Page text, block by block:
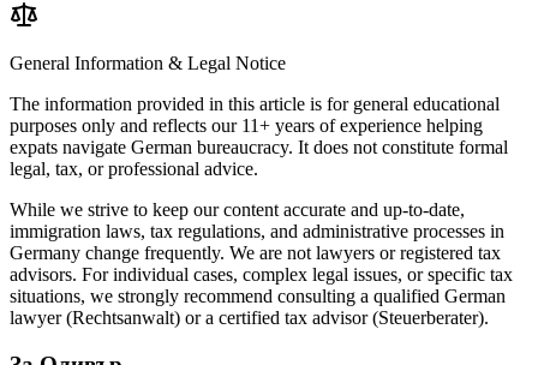
General Information & Legal Notice
The information provided in this article is for general educational
purposes only and reflects our 11+ years of experience helping
expats navigate German bureaucracy. It does not constitute formal
legal, tax, or professional advice.
While we strive to keep our content accurate and up-to-date,
immigration laws, tax regulations, and administrative processes in
Germany change frequently. We are not lawyers or registered tax
advisors. For individual cases, complex legal issues, or specific tax
situations, we strongly recommend consulting a qualified German
lawyer (Rechtsanwalt) or a certified tax advisor (Steuerberater).